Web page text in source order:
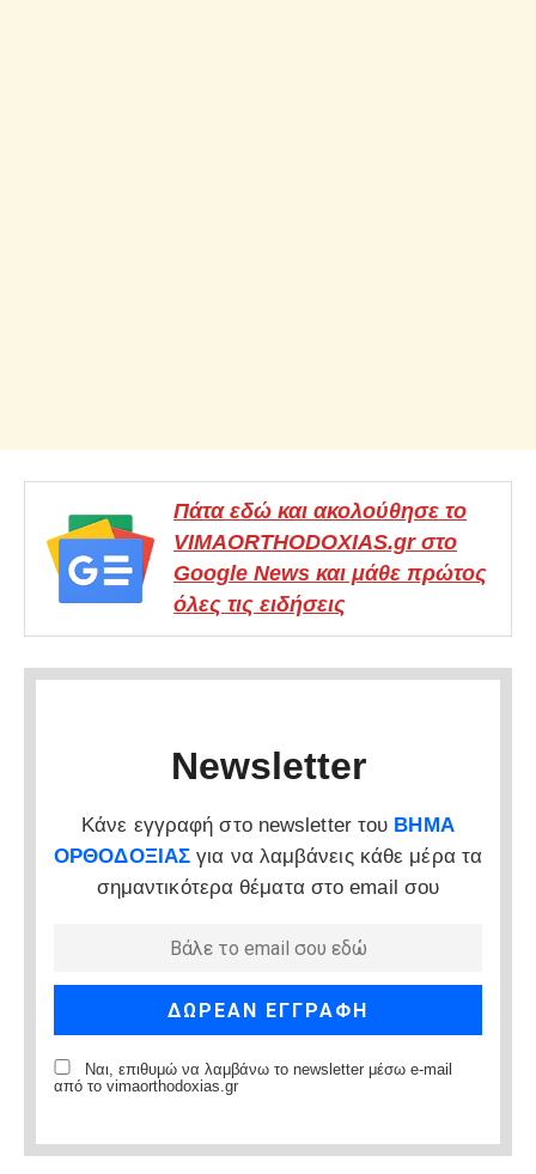
Πάτα εδώ και ακολούθησε το
VIMAORTHODOXIAS.gr στο
Google News και μάθε πρώτος
όλες τις ειδήσεις
Newsletter
Κάνε εγγραφή στο newsletter του ΒΗΜΑ
ΟΡΘΟΔΟΞΙΑΣ για να λαμβάνεις κάθε μέρα τα
σημαντικότερα θέματα στο email σου
Ναι, επιθυμώ να λαμβάνω το newsletter μέσω e-mail
από το vimaorthodoxias.gr